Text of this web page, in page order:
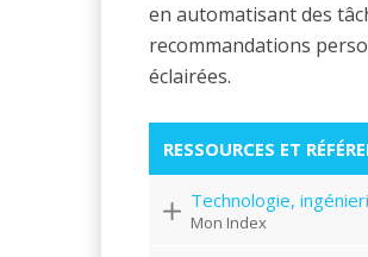
en automatisant des
recommandations
éclairées.
RESSOURCES ET
Technologie,
Mon Index